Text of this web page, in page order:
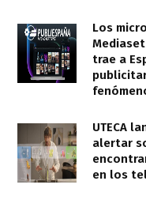
Los
trae a
UTECA
alertar
en los